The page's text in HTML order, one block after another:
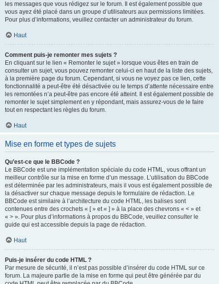
les messages que vous rédigez sur le forum. Il est également possible que
vous ayez été placé dans un groupe d’utilisateurs aux permissions limitées.
Pour plus d’informations, veuillez contacter un administrateur du forum.
Haut
Comment puis-je remonter mes sujets ?
En cliquant sur le lien « Remonter le sujet » lorsque vous êtes en train de
consulter un sujet, vous pouvez remonter celui-ci en haut de la liste des sujets,
à la première page du forum. Cependant, si vous ne voyez pas ce lien, cette
fonctionnalité a peut-être été désactivée ou le temps d’attente nécessaire entre
les remontées n’a peut-être pas encore été atteint. Il est également possible de
remonter le sujet simplement en y répondant, mais assurez-vous de le faire
tout en respectant les règles du forum.
Haut
Mise en forme et types de sujets
Qu’est-ce que le BBCode ?
Le BBCode est une implémentation spéciale du code HTML, vous offrant un
meilleur contrôle sur la mise en forme d’un message. L’utilisation du BBCode
est déterminée par les administrateurs, mais il vous est également possible de
la désactiver sur chaque message depuis le formulaire de rédaction. Le
BBCode est similaire à l’architecture du code HTML, les balises sont
contenues entre des crochets « [ » et « ] » à la place des chevrons « < » et
« > ». Pour plus d’informations à propos du BBCode, veuillez consulter le
guide qui est accessible depuis la page de rédaction.
Haut
Puis-je insérer du code HTML ?
Par mesure de sécurité, il n’est pas possible d’insérer du code HTML sur ce
forum. La majeure partie de la mise en forme qui peut être générée par du